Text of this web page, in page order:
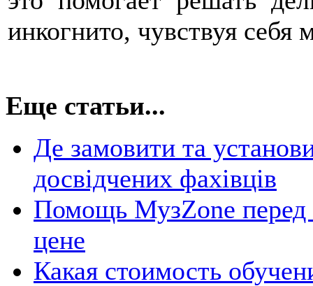
инкогнито, чувствуя
Еще статьи...
Де замовити та
досвідчених фахівців
Помощь МузZone перед
цене
Какая стоимость